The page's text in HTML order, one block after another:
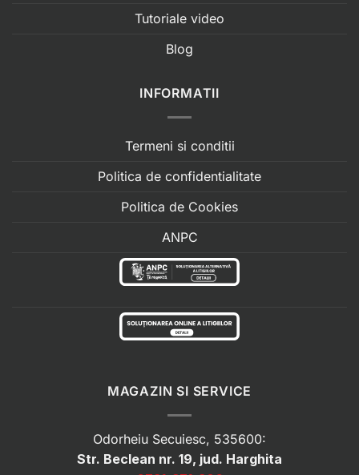
Tutoriale video
Blog
INFORMATII
Termeni si conditii
Politica de confidentialitate
Politica de Cookies
ANPC
MAGAZIN SI SERVICE
Odorheiu Secuiesc, 535600:
Str. Beclean nr. 19, jud. Harghita